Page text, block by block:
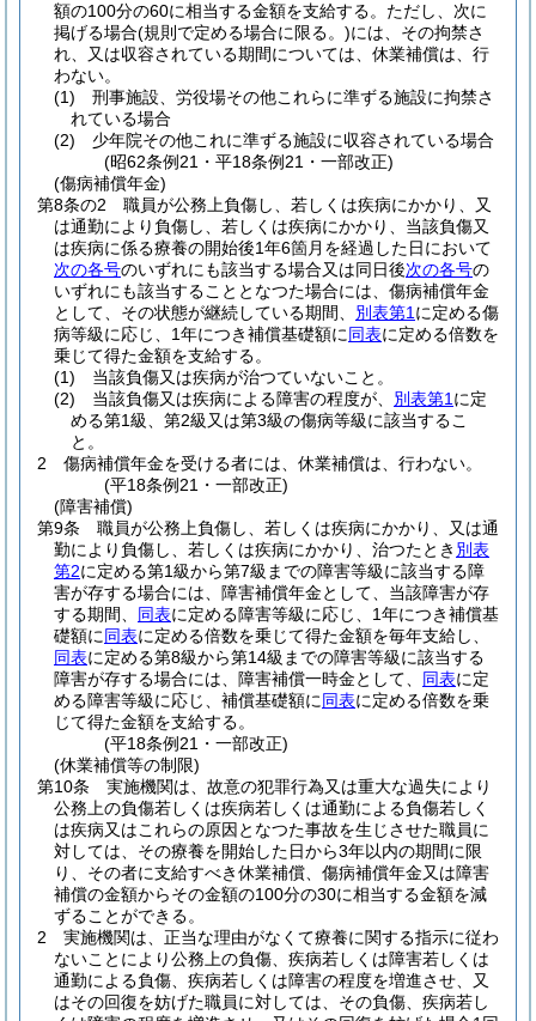
額の100分の60に相当する金額を支給する。 ただし、次に
掲げる場合(規則で定める場合に限る。)には、その拘禁さ
れ、又は収容されている期間については、休業補償は、行
わない。
(1)
刑事施設、労役場その他これらに準ずる施設に拘禁さ
れている場合
(2)
少年院その他これに準ずる施設に収容されている場合
(昭62条例21・平18条例21・一部改正)
(傷病補償年金)
第8条の2
職員が公務上負傷し、若しくは疾病にかかり、又
は通勤により負傷し、若しくは疾病にかかり、当該負傷又
は疾病に係る療養の開始後1年6箇月を経過した日において
次の各号のいずれにも該当する場合又は同日後次の各号の
いずれにも該当することとなつた場合には、傷病補償年金
として、その状態が継続している期間、 別表第1 に定める傷
病等級に応じ、1年につき補償基礎額に同表に定める倍数を
乗じて得た金額を支給する。
(1)
当該負傷又は疾病が治つていないこと。
(2)
当該負傷又は疾病による障害の程度が、 別表第1 に定
める第1級、第2級又は第3級の傷病等級に該当するこ
と。
2
傷病補償年金を受ける者には、休業補償は、行わない。
(平18条例21・一部改正)
(障害補償)
第9条
職員が公務上負傷し、若しくは疾病にかかり、又は通
勤により負傷し、若しくは疾病にかかり、治つたとき 別表
第2に定める第1級から第7級までの障害等級に該当する障
害が存する場合には、障害補償年金として、当該障害が存
する期間、 同表に定める障害等級に応じ、1年につき補償基
礎額に同表に定める倍数を乗じて得た金額を毎年支給し、
同表に定める第8級から第14級までの障害等級に該当する
障害が存する場合には、障害補償一時金として、 同表に定
める障害等級に応じ、補償基礎額に同表に定める倍数を乗
じて得た金額を支給する。
(平18条例21・一部改正)
(休業補償等の制限)
第10条
実施機関は、故意の犯罪行為又は重大な過失により
公務上の負傷若しくは疾病若しくは通勤による負傷若しく
は疾病又はこれらの原因となつた事故を生じさせた職員に
対しては、その療養を開始した日から3年以内の期間に限
り、その者に支給すべき休業補償、傷病補償年金又は障害
補償の金額からその金額の100分の30に相当する金額を減
ずることができる。
2
実施機関は、正当な理由がなくて療養に関する指示に従わ
ないことにより公務上の負傷、疾病若しくは障害若しくは
通勤による負傷、疾病若しくは障害の程度を増進させ、又
はその回復を妨げた職員に対しては、その負傷、疾病若し